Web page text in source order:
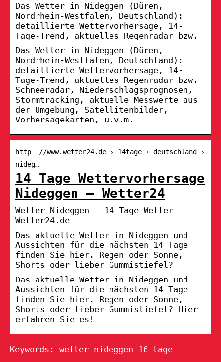
Das Wetter in Nideggen (Düren,
Nordrhein-Westfalen, Deutschland):
detaillierte Wettervorhersage, 14-
Tage-Trend, aktuelles Regenradar bzw.
Das Wetter in Nideggen (Düren,
Nordrhein-Westfalen, Deutschland):
detaillierte Wettervorhersage, 14-
Tage-Trend, aktuelles Regenradar bzw.
Schneeradar, Niederschlagsprognosen,
Stormtracking, aktuelle Messwerte aus
der Umgebung, Satellitenbilder,
Vorhersagekarten, u.v.m.
http ://www.wetter24.de › 14tage › deutschland ›
nideg…
14 Tage Wettervorhersage
Nideggen – Wetter24
Wetter Nideggen – 14 Tage Wetter –
Wetter24.de
Das aktuelle Wetter in Nideggen und
Aussichten für die nächsten 14 Tage
finden Sie hier. Regen oder Sonne,
Shorts oder lieber Gummistiefel?
Das aktuelle Wetter in Nideggen und
Aussichten für die nächsten 14 Tage
finden Sie hier. Regen oder Sonne,
Shorts oder lieber Gummistiefel? Hier
erfahren Sie es!
Keywords: wetter nideggen 16 tage